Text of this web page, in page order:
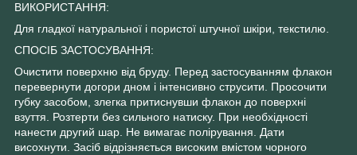
ВИКОРИСТАННЯ:
Для гладкої натуральної і пористої штучної шкіри, текстилю.
СПОСІБ ЗАСТОСУВАННЯ:
Очистити поверхню від бруду. Перед застосуванням флакон
перевернути догори дном і інтенсивно струсити. Просочити
губку засобом, злегка притиснувши флакон до поверхні
взуття. Розтерти без сильного натиску. При необхідності
нанести другий шар. Не вимагає полірування. Дати
висохнути. Засіб відрізняється високим вмістом чорного